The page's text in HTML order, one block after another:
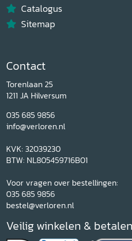
Catalogus
Sitemap
Contact
Torenlaan 25
1211 JA Hilversum
035 685 9856
info@verloren.nl
KVK: 32039230
BTW: NL805459716B01
Voor vragen over bestellingen:
035 685 9856
bestel@verloren.nl
Veilig winkelen & betalen